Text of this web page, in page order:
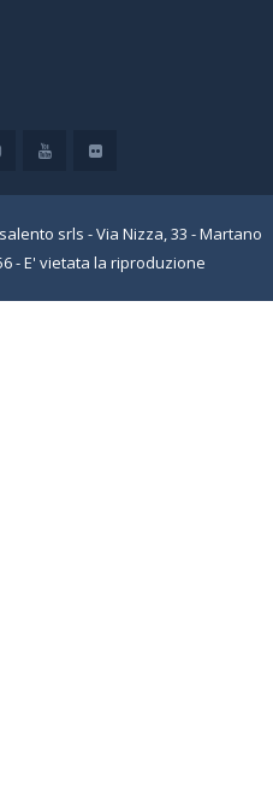
srls - Via Nizza, 33 - Martano
- E' vietata la riproduzione